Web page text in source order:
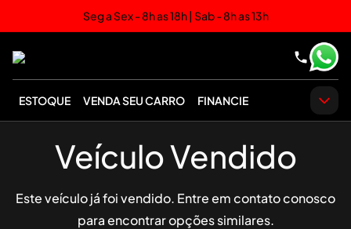
Seg a Sex - 8h as 18h | Sab - 8h as 13h
ESTOQUE VENDA SEU CARRO FINANCIE
Veículo Vendido
Este veículo já foi vendido. Entre em contato conosco
para encontrar opções similares.